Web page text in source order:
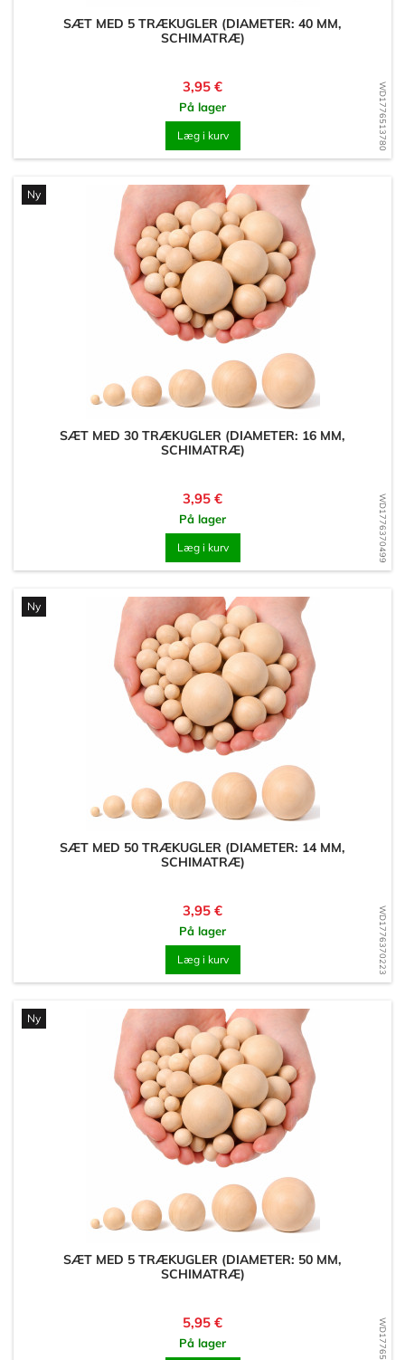
WD1776513780
SÆT MED 5 TRÆKUGLER (DIAMETER: 40 MM,
SCHIMATRÆ)
Pris
3,95 €
På lager
Læg i kurv
WD1776370499
Ny
SÆT MED 30 TRÆKUGLER (DIAMETER: 16 MM,
SCHIMATRÆ)
Pris
3,95 €
På lager
Læg i kurv
WD1776370223
Ny
SÆT MED 50 TRÆKUGLER (DIAMETER: 14 MM,
SCHIMATRÆ)
Pris
3,95 €
På lager
Læg i kurv
Ny
SÆT MED 5 TRÆKUGLER (DIAMETER: 50 MM,
SCHIMATRÆ)
Pris
5,95 €
På lager